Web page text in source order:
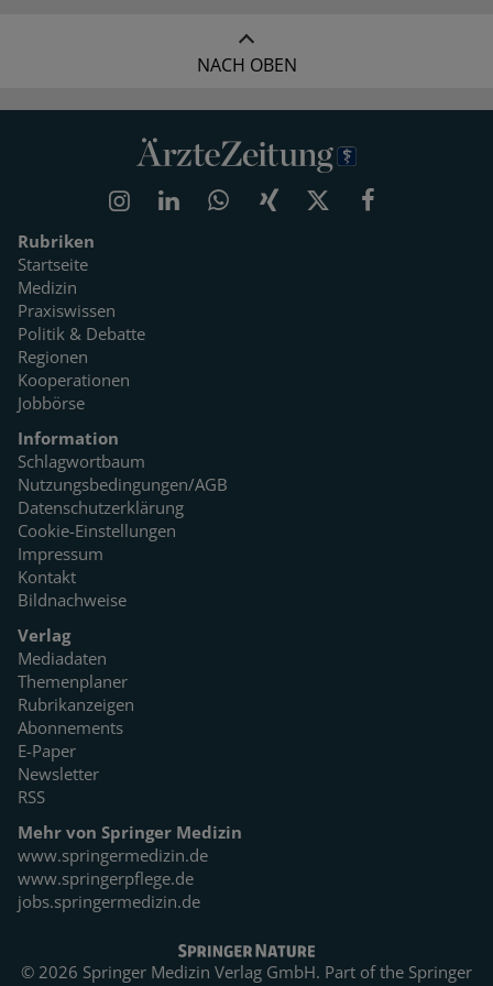
NACH OBEN
Rubriken
Startseite
Medizin
Praxiswissen
Politik & Debatte
Regionen
Kooperationen
Jobbörse
Information
Schlagwortbaum
Nutzungsbedingungen/AGB
Datenschutzerklärung
Cookie-Einstellungen
Impressum
Kontakt
Bildnachweise
Verlag
Mediadaten
Themenplaner
Rubrikanzeigen
Abonnements
E-Paper
Newsletter
RSS
Mehr von Springer Medizin
www.springermedizin.de
www.springerpflege.de
jobs.springermedizin.de
© 2026 Springer Medizin Verlag GmbH. Part of the Springer